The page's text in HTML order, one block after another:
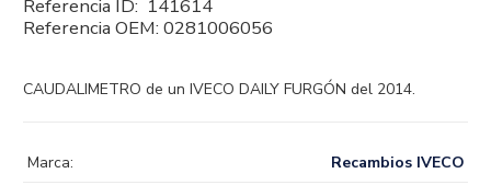
Referencia ID: 141614
Referencia OEM: 0281006056
CAUDALIMETRO de un IVECO DAILY FURGÓN del 2014.
Marca:
Recambios IVECO